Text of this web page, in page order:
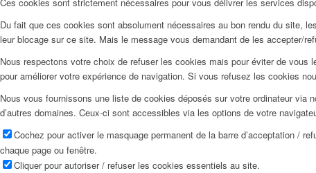
Du fait que ces cookies sont absolument nécessaires au bon rendu du site,
leur blocage sur ce site. Mais le message vous demandant de les accepter/
Nous respectons votre choix de refuser les cookies mais pour éviter de
pour améliorer votre expérience de navigation. Si vous refusez les cookies
Nous vous fournissons une liste de cookies déposés sur votre ordinateur
d’autres domaines. Ceux-ci sont accessibles via les options de votre
Cochez pour activer le masquage permanent de la barre d’acceptation /
chaque page ou fenêtre.
Cliquer pour autoriser / refuser les cookies essentiels au site.